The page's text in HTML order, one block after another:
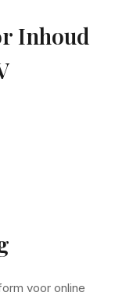
Inhoud
voor online